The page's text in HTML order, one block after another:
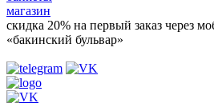
магазин
скидка 20% на первый заказ через
«бакинский бульвар»